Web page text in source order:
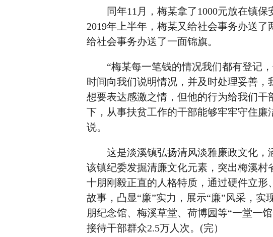
同年11月，梅某拿了1000元放在镇保
2019年上半年，梅某又给社会事务办送
给社会事务办送了一面锦旗。
“梅某每一笔钱的情况我们都有登记，
时间向我们说明情况，并及时处理妥善
想要表达感激之情，但他的行为给我们干
下，从事扶贫工作的干部能够牢牢守住
说。
这是淡溪镇弘扬清风淡雅廉政文化，
该镇纪委发掘清廉文化元素，突出梅溪
十朋刚毅正直的人格特质，通过硬件立
故事，凸显“廉”实力，展示“廉”风采，
朋纪念馆、梅溪草堂、荷博园等“一堂一
接待干部群众2.5万人次。(完）